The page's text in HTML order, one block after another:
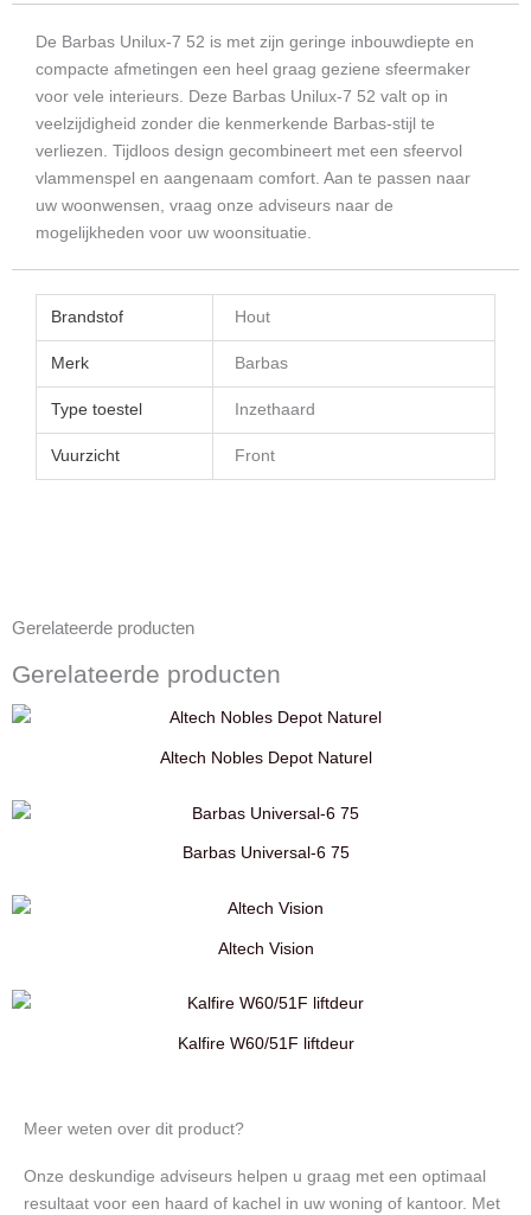
De Barbas Unilux-7 52 is met zijn geringe inbouwdiepte en
compacte afmetingen een heel graag geziene sfeermaker
voor vele interieurs. Deze Barbas Unilux-7 52 valt op in
veelzijdigheid zonder die kenmerkende Barbas-stijl te
verliezen. Tijdloos design gecombineert met een sfeervol
vlammenspel en aangenaam comfort. Aan te passen naar
uw woonwensen, vraag onze adviseurs naar de
mogelijkheden voor uw woonsituatie.
Brandstof Hout
Merk Barbas
Type toestel Inzethaard
Vuurzicht Front
Gerelateerde producten
Gerelateerde producten
Altech Nobles Depot Naturel
Barbas Universal-6 75
Altech Vision
Kalfire W60/51F liftdeur
Meer weten over dit product?
Onze deskundige adviseurs helpen u graag met een optimaal
resultaat voor een haard of kachel in uw woning of kantoor. Met